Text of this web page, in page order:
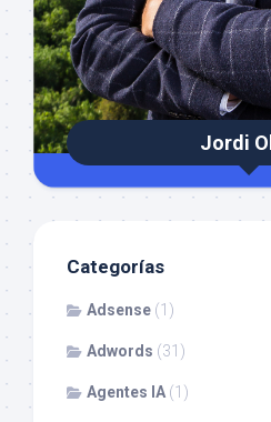
Jordi
Categorías
Adsense (1)
Adwords (31)
Agentes IA (1)